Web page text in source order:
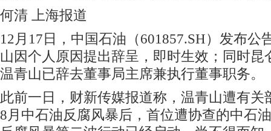
何清 上海报道
12月17日，中国石油（601857.SH）发布公
山因个人原因提出辞呈，即时生效；同时昆
温青山已辞去董事局主席兼执行董事职务。
此前一日，财新传媒报道称，温青山遭有关
8月中石油反腐风暴后，首位遭协查的中石